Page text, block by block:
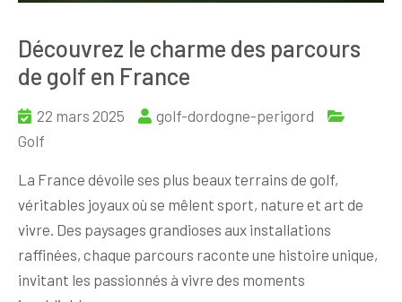
Découvrez le charme des parcours
de golf en France
22 mars 2025
golf-dordogne-perigord
Golf
La France dévoile ses plus beaux terrains de golf,
véritables joyaux où se mêlent sport, nature et art de
vivre. Des paysages grandioses aux installations
raffinées, chaque parcours raconte une histoire unique,
invitant les passionnés à vivre des moments